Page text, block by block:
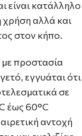
είναι κατάλληλο
χρήση αλλά και
στον κήπο.
με προστασία
εγγυάται ότι
σε
έως 60°C
αντοχή